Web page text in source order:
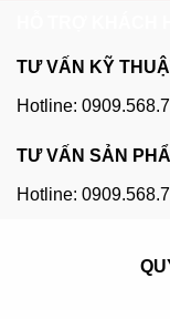
TƯ VẤN KỸ
Hotline:
TƯ VẤN SẢN
Hotline: